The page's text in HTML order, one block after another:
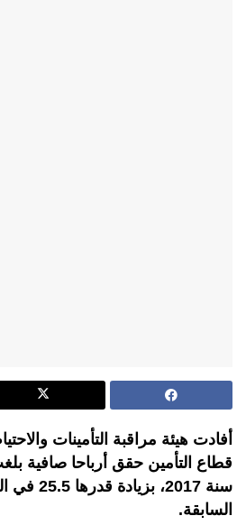
أفادت هيئة مراقبة التأمينات
سنة 2017،
السابقة.